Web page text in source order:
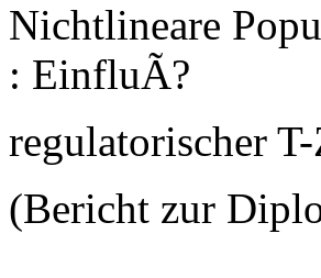
Nichtlineare
: EinfluÃ?
regulatorischer
(Bericht zur